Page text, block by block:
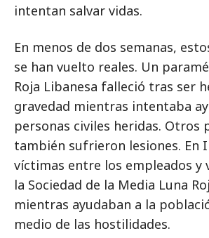
intentan salvar vidas.
En menos de dos semanas,
se han vuelto reales. Un
Roja Libanesa falleció tras ser
gravedad mientras intentaba
personas civiles heridas. Otros
también sufrieron lesiones. En
víctimas entre los empleados y
la Sociedad de la Media Luna
mientras ayudaban a la
medio de las hostilidades.